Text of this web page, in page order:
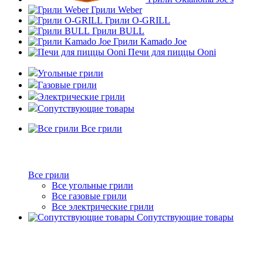
Грили Weber
Грили O-GRILL
Грили BULL
Грили Kamado Joe
Печи для пиццы Ooni
Угольные грили
Газовые грили
Электрические грили
Сопутствующие товары
Все грили
Все грили
Все угольные грили
Все газовые грили
Все электрические грили
Сопутствующие товары